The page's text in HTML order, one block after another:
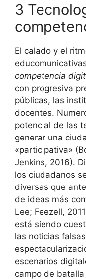
3
El calado y el
competencia
con progresiva
públicas, las
docentes.
potencial de las
generar una
«participativa»
Jenkins, 2016).
los ciudadanos
diversas que
de ideas más
Lee; Feezell,
está siendo
las noticias
escenarios
campo de